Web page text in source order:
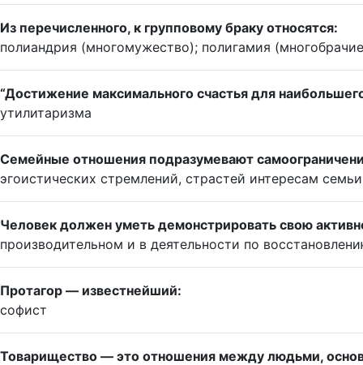
Из перечисленного, к групповому браку относятся:
полиандрия (многомужество); полигамия
“Достижение максимального счастья для
утилитаризма
Семейные отношения подразумевают
эгоистических стремлений, страстей интересам семьи
Человек должен уметь демонстрировать свою
производительном и в деятельности по
Протагор — известнейший:
софист
Товарищество — это отношения между людьми,